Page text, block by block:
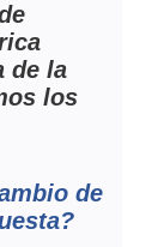
de la
los
de